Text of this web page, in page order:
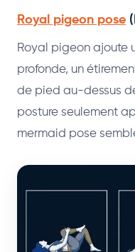
Royal pigeon pose
Royal pigeon ajoute
profonde, un
de pied au-dessus
posture seulement
mermaid pose